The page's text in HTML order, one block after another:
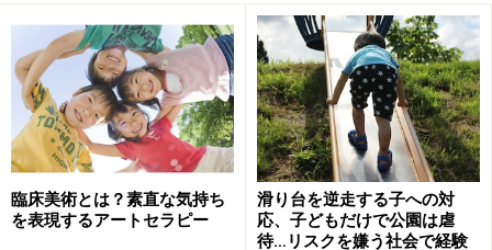
臨床美術とは？素直な気持ち
を表現するアートセラピー
滑り台を逆走する子への対
応、子どもだけで公園は虐
待…リスクを嫌う社会で経験